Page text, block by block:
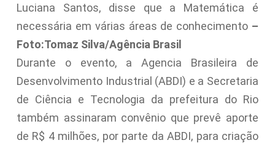
Luciana Santos, disse que a Matemática é
necessária em várias áreas de conhecimento –
Foto:Tomaz Silva/Agência Brasil
Durante o evento, a Agencia Brasileira de
Desenvolvimento Industrial (ABDI) e a Secretaria
de Ciência e Tecnologia da prefeitura do Rio
também assinaram convênio que prevê aporte
de R$ 4 milhões, por parte da ABDI, para criação